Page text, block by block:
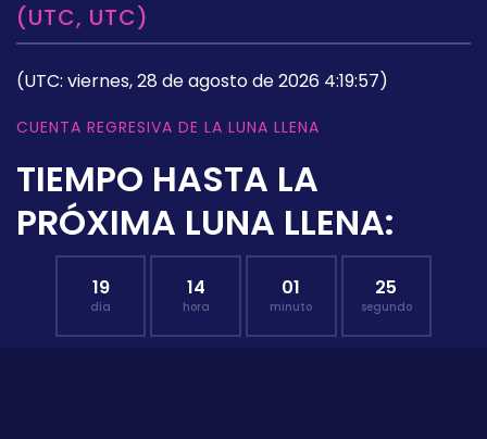
(UTC, UTC)
(UTC: viernes, 28 de agosto de 2026 4:19:57)
CUENTA REGRESIVA DE LA LUNA LLENA
TIEMPO HASTA LA
PRÓXIMA LUNA LLENA:
19
día
14
hora
01
minuto
24
segundo